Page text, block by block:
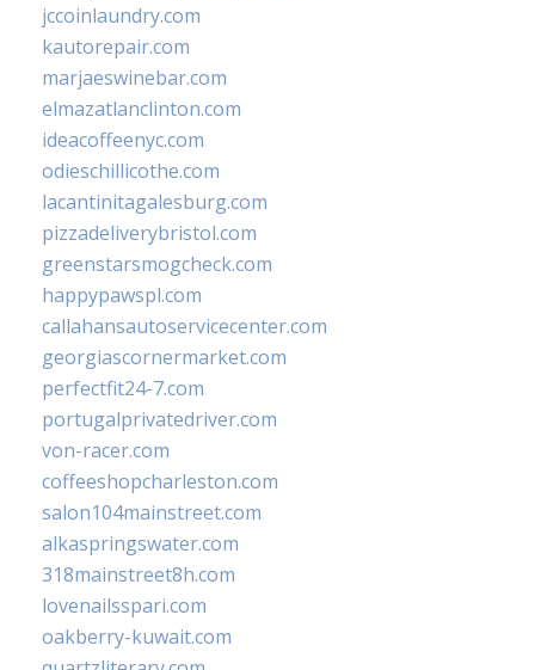
jccoinlaundry.com
kautorepair.com
marjaeswinebar.com
elmazatlanclinton.com
ideacoffeenyc.com
odieschillicothe.com
lacantinitagalesburg.com
pizzadeliverybristol.com
greenstarsmogcheck.com
happypawspl.com
callahansautoservicecenter.com
georgiascornermarket.com
perfectfit24-7.com
portugalprivatedriver.com
von-racer.com
coffeeshopcharleston.com
salon104mainstreet.com
alkaspringswater.com
318mainstreet8h.com
lovenailsspari.com
oakberry-kuwait.com